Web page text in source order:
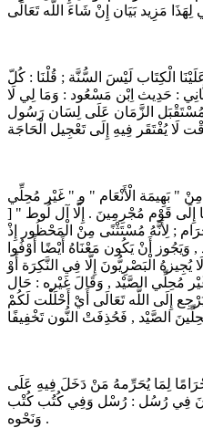
قِيلَ : الَّذِي يُتْلَى عَلَيْنَا الْكِتَاب لَيْسَ السُّنَّة ; قُلْنَا : كُلّ
: حَدِيث اِبْن مَسْعُود : وَمَا لِي لَا
مُسْتَقْبَل الزَّمَان عَلَى لِسَان رَسُول
" بَهِيمَة الْأَنْعَام " و " غَيْر مُحِلِّي
إِلَى قَوْم مُجْرِمِينَ . إِلَّا آل لُوط " [
; لِأَنَّهُ مُسْتَثْنًى مِنْ الْمَحْظُور إِذْ
أَنْ يَكُون مَعْنَاهُ أَيْضًا أَوْفُوا
الْبَصْرِيُّونَ إِلَّا فِي النَّكِرَة أَوْ
مُحِلِّي الصَّيْد , وَقَالَ غَيْره : حَال
إِلَى اللَّه تَعَالَى أَيْ أَحْلَلْت لَكُمْ
لِمَا يُحَرِّمهُ مَنْ دَخَلَ فِيهِ عَلَى
فِي رُسُل : رُسْل وَفِي كُتُب كُتْب
وَنَحْوه .